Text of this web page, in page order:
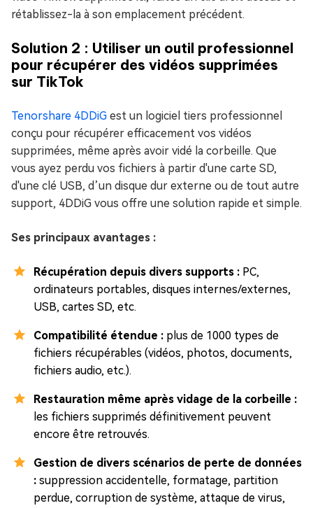
rétablissez-la à son emplacement précédent.
Solution 2 : Utiliser un outil professionnel
pour récupérer des vidéos supprimées
sur TikTok
Tenorshare 4DDiG est un logiciel tiers professionnel
conçu pour récupérer efficacement vos vidéos
supprimées, même après avoir vidé la corbeille. Que
vous ayez perdu vos fichiers à partir d'une carte SD,
d'une clé USB, d’un disque dur externe ou de tout autre
support, 4DDiG vous offre une solution rapide et simple.
Ses principaux avantages :
Récupération depuis divers supports : PC,
ordinateurs portables, disques internes/externes,
USB, cartes SD, etc.
Compatibilité étendue : plus de 1000 types de
fichiers récupérables (vidéos, photos, documents,
fichiers audio, etc.).
Restauration même après vidage de la corbeille :
les fichiers supprimés définitivement peuvent
encore être retrouvés.
Gestion de divers scénarios de perte de données
: suppression accidentelle, formatage, partition
perdue, corruption de système, attaque de virus,